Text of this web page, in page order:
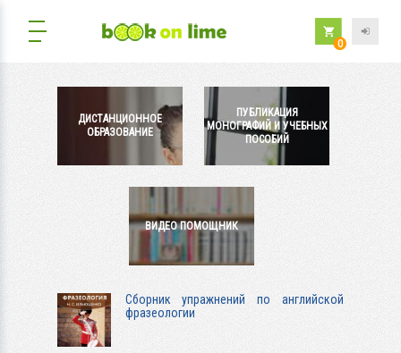
0
ДИСТАНЦИОННОЕ
ОБРАЗОВАНИЕ
ПУБЛИКАЦИЯ
МОНОГРАФИЙ И УЧЕБНЫХ
ПОСОБИЙ
ВИДЕО ПОМОЩНИК
Сборник упражнений по английской
фразеологии